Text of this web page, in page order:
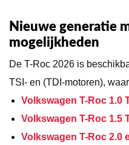
Nieuwe generatie
mogelijkheden
De T-Roc 2026 is
TSI- en (TDI-motoren),
Volkswagen T-Roc 1.0
Volkswagen T-Roc 1.5
Volkswagen T-Roc 2.0